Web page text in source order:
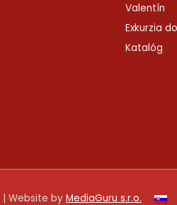
Valentín
Exkurzia
Katalóg
| Website by MediaGuru s.r.o.